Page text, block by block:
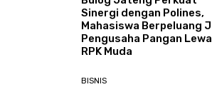
Sinergi dengan Polines,
Mahasiswa Berpeluang
Pengusaha Pangan
RPK Muda
BISNIS